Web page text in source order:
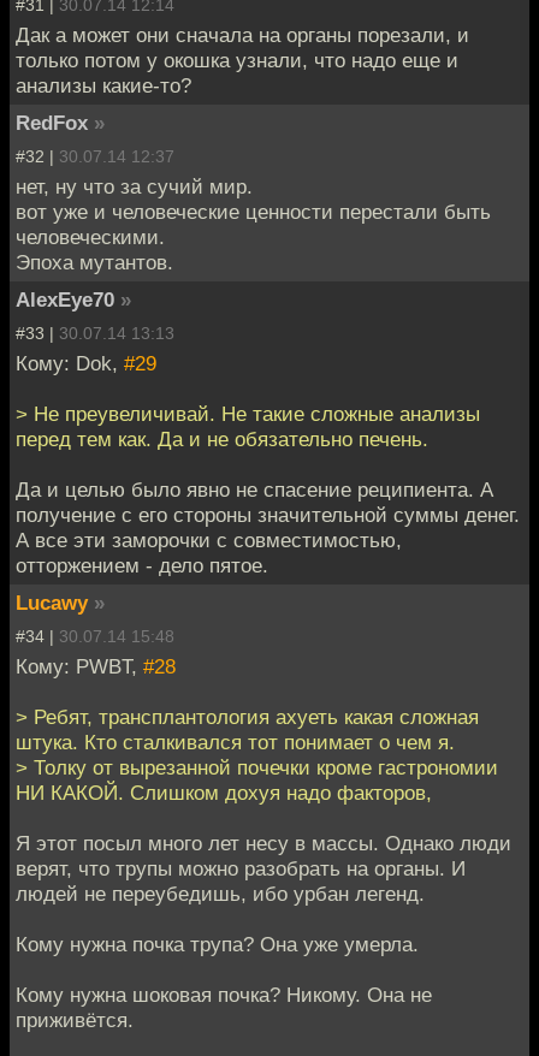
#31 | 30.07.14 12:14
Дак а может они сначала на органы порезали, и
только потом у окошка узнали, что надо еще и
анализы какие-то?
RedFox »
#32 | 30.07.14 12:37
нет, ну что за сучий мир.
вот уже и человеческие ценности перестали быть
человеческими.
Эпоха мутантов.
AlexEye70 »
#33 | 30.07.14 13:13
Кому: Dok, #29
> Не преувеличивай. Не такие сложные анализы
перед тем как. Да и не обязательно печень.
Да и целью было явно не спасение реципиента. А
получение с его стороны значительной суммы денег.
А все эти заморочки с совместимостью,
отторжением - дело пятое.
Lucawy »
#34 | 30.07.14 15:48
Кому: PWBT, #28
> Ребят, трансплантология ахуеть какая сложная
штука. Кто сталкивался тот понимает о чем я.
> Толку от вырезанной почечки кроме гастрономии
НИ КАКОЙ. Слишком дохуя надо факторов,
Я этот посыл много лет несу в массы. Однако люди
верят, что трупы можно разобрать на органы. И
людей не переубедишь, ибо урбан легенд.
Кому нужна почка трупа? Она уже умерла.
Кому нужна шоковая почка? Никому. Она не
приживётся.